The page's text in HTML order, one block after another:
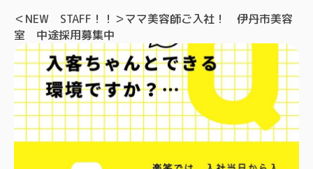
＜NEW STAFF！！＞ママ美容師ご入社！ 伊丹市美容
室 中途採用募集中